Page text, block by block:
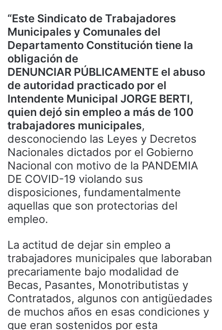
“Este Sindicato de Trabajadores
Municipales y Comunales del
Departamento Constitución tiene la
obligación de
DENUNCIAR PÚBLICAMENTE el abuso
de autoridad practicado por el
Intendente Municipal JORGE BERTI,
quien dejó sin empleo a más de 100
trabajadores municipales,
desconociendo las Leyes y Decretos
Nacionales dictados por el Gobierno
Nacional con motivo de la PANDEMIA
DE COVID-19 violando sus
disposiciones, fundamentalmente
aquellas que son protectorias del
empleo.
La actitud de dejar sin empleo a
trabajadores municipales que laboraban
precariamente bajo modalidad de
Becas, Pasantes, Monotributistas y
Contratados, algunos con antigüedades
de muchos años en esas condiciones y
que eran sostenidos por esta